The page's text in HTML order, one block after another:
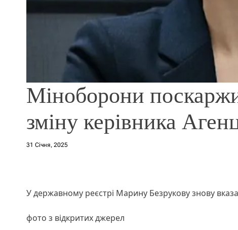
Міноборони
зміну керівника
31 Січня, 2025
У державному реєстрі Марину Безрукову знову
фото з відкритих джерел